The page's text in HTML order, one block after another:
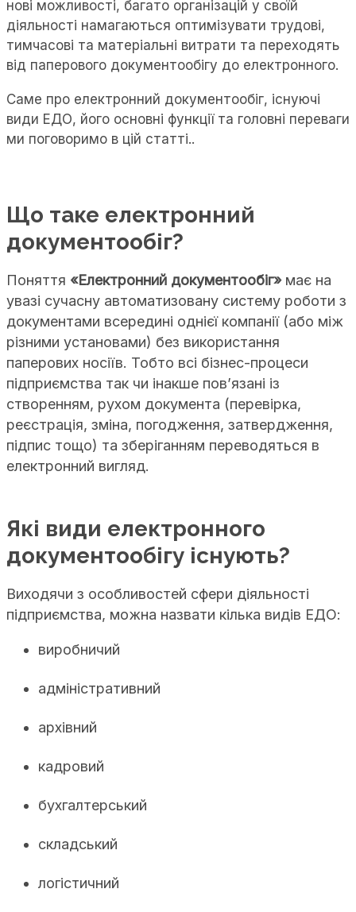
нові можливості, багато організацій у своїй
діяльності намагаються оптимізувати трудові,
тимчасові та матеріальні витрати та переходять
від паперового документообігу до електронного.
Саме про електронний документообіг, існуючі
види ЕДО, його основні функції та головні переваги
ми поговоримо в цій статті..
Що таке електронний
документообіг?
Поняття «Електронний документообіг»має на
увазі сучасну автоматизовану систему роботи з
документами всередині однієї компанії (або між
різними установами) без використання
паперових носіїв. Тобто всі бізнес-процеси
підприємства так чи інакше пов’язані із
створенням, рухом документа (перевірка,
реєстрація, зміна, погодження, затвердження,
підпис тощо) та зберіганням переводяться в
електронний вигляд.
Які види електронного
документообігу існують?
Виходячи з особливостей сфери діяльності
підприємства, можна назвати кілька видів ЕДО:
виробничий
адміністративний
архівний
кадровий
бухгалтерський
складський
логістичний